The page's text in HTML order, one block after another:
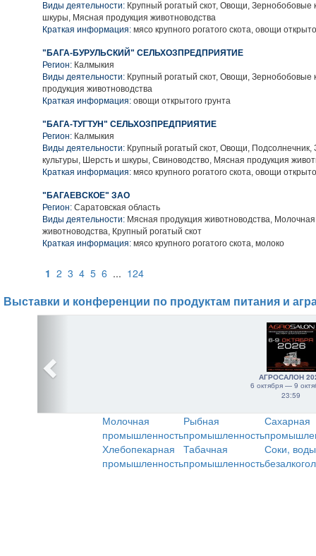
Виды деятельности: Крупный рогатый скот, Овощи, Зернобобовые
шкуры, Мясная продукция животноводства
Краткая информация: мясо крупного рогатого скота, овощи
"БАГА-БУРУЛЬСКИЙ" СЕЛЬХОЗПРЕДПРИЯТИЕ
Регион: Калмыкия
Виды деятельности: Крупный рогатый скот, Овощи, Зернобобовые
продукция животноводства
Краткая информация: овощи открытого грунта
"БАГА-ТУГТУН" СЕЛЬХОЗПРЕДПРИЯТИЕ
Регион: Калмыкия
Виды деятельности: Крупный рогатый скот, Овощи,
культуры, Шерсть и шкуры, Свиноводство, Мясная продукция
Краткая информация: мясо крупного рогатого скота, овощи
"БАГАЕВСКОЕ" ЗАО
Регион: Саратовская область
Виды деятельности: Мясная продукция животноводства,
животноводства, Крупный рогатый скот
Краткая информация: мясо крупного рогатого скота, молоко
1 2 3 4 5 6 ... 124
Выставки и конференции по продуктам питания и
АГРОСАЛОН
6 октября — 9
23:59
Молочная
промышленность
Рыбная
промышленность
Сахарная
Хлебопекарная
промышленность
Табачная
промышленность
Соки,